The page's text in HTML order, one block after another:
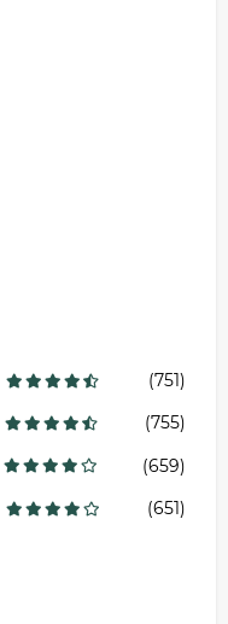
(751)
(755)
(659)
(651)